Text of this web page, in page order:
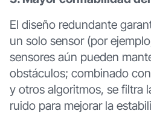
El diseño redundante
un solo sensor (por
sensores aún pueden
obstáculos; combinado
y otros algoritmos, se filtra
ruido para mejorar la